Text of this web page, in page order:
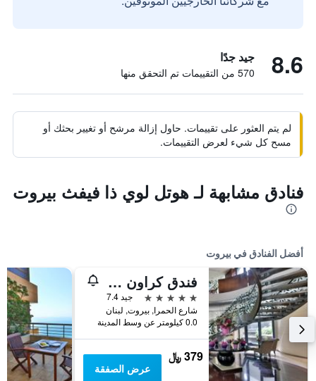
8.6 جيد جدًا
570 من التقييمات تم التحقق منها
لم يتم العثور على تقييمات. حاول إزالة مرشح أو تغيير بحثك أو
مسح كل شيء لعرض التقييمات.
فنادق مشابهة لـ هوتل لوي ذا فيفث بيروت
أفضل الفنادق في بيروت
فندق كراون بلازا بيروت فندق تابع لمجموعة فنادق آي إيتش جي
5 نجوم
جيد 7.4
شارع الحمرا, بيروت, لبنان
0.0 كيلومتر عن وسط المدينة
379 ﷼
عرض الصفقة